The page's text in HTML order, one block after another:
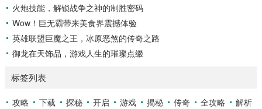
火炮技能，解锁战争之神的制胜密码
Wow！巨无霸带来美食界震撼体验
英雄联盟巨魔之王，冰原恶煞的传奇之路
御龙在天饰品，游戏人生的璀璨点缀
标签列表
攻略 下载 探秘 开启 游戏 揭秘 传奇 全攻略
解析